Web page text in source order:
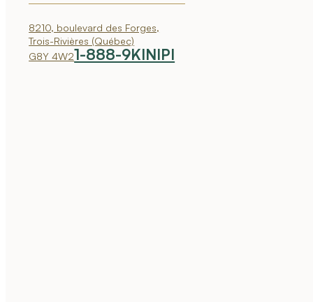
8210, boulevard des Forges,
Trois-Rivières (Québec)
G8Y 4W21-888-9KINIPI